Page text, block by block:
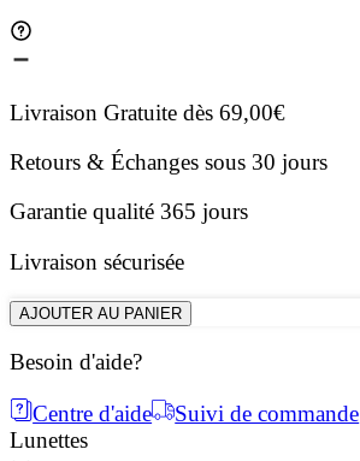
Livraison Gratuite dès 69,00€
Retours & Échanges sous 30 jours
Garantie qualité 365 jours
Livraison sécurisée
AJOUTER AU PANIER
Besoin d'aide?
Centre d'aide
Suivi de commande
Lunettes